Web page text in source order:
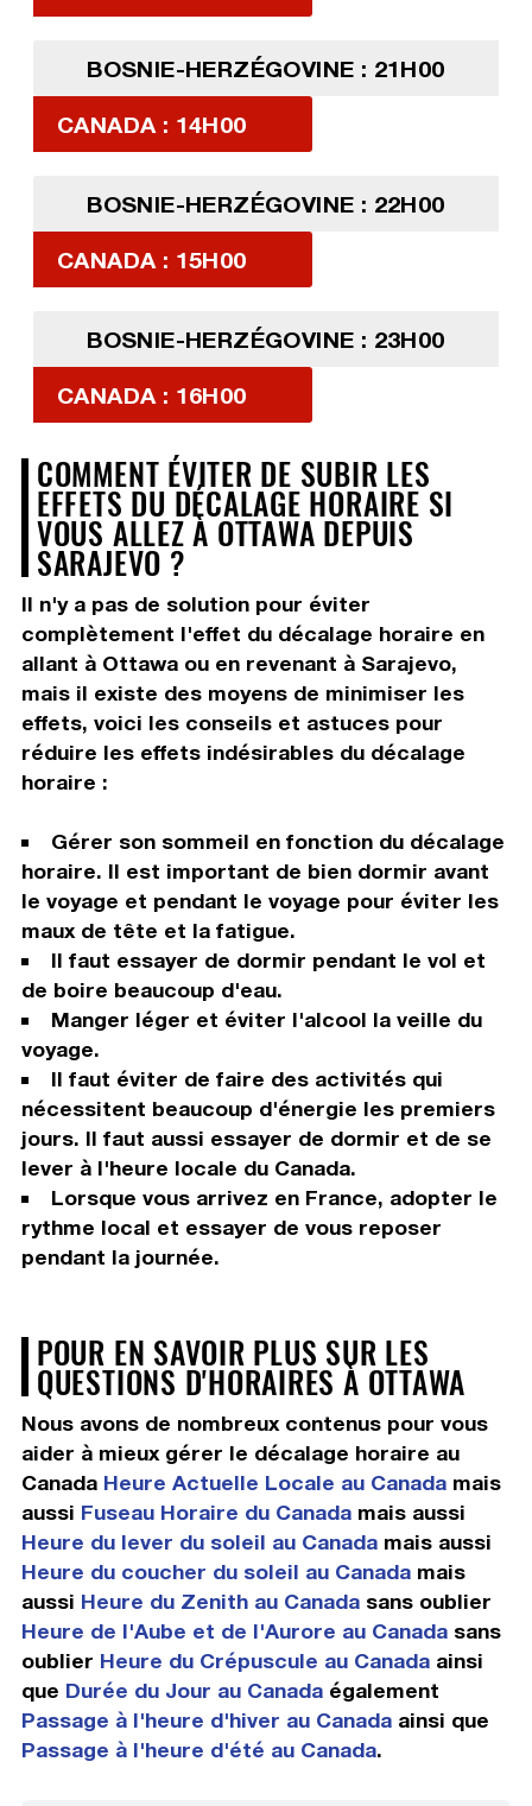
BOSNIE-HERZÉGOVINE : 21H00
CANADA : 14H00
BOSNIE-HERZÉGOVINE : 22H00
CANADA : 15H00
BOSNIE-HERZÉGOVINE : 23H00
CANADA : 16H00
COMMENT ÉVITER DE SUBIR LES
EFFETS DU DÉCALAGE HORAIRE SI
VOUS ALLEZ À OTTAWA DEPUIS
SARAJEVO ?
Il n'y a pas de solution pour éviter
complètement l'effet du décalage horaire en
allant à Ottawa ou en revenant à Sarajevo,
mais il existe des moyens de minimiser les
effets, voici les conseils et astuces pour
réduire les effets indésirables du décalage
horaire :
Gérer son sommeil en fonction du décalage
horaire. Il est important de bien dormir avant
le voyage et pendant le voyage pour éviter les
maux de tête et la fatigue.
Il faut essayer de dormir pendant le vol et
de boire beaucoup d'eau.
Manger léger et éviter l'alcool la veille du
voyage.
Il faut éviter de faire des activités qui
nécessitent beaucoup d'énergie les premiers
jours. Il faut aussi essayer de dormir et de se
lever à l'heure locale du Canada.
Lorsque vous arrivez en France, adopter le
rythme local et essayer de vous reposer
pendant la journée.
POUR EN SAVOIR PLUS SUR LES
QUESTIONS D'HORAIRES À OTTAWA
Nous avons de nombreux contenus pour vous
aider à mieux gérer le décalage horaire au
Canada Heure Actuelle Locale au Canadamais
aussi Fuseau Horaire du Canadamais aussi
Heure du lever du soleil au Canadamais aussi
Heure du coucher du soleil au Canadamais
aussi Heure du Zenith au Canadasans oublier
Heure de l'Aube et de l'Aurore au Canadasans
oublier Heure du Crépuscule au Canadaainsi
que Durée du Jour au Canadaégalement
Passage à l'heure d'hiver au Canadaainsi que
Passage à l'heure d'été au Canada.